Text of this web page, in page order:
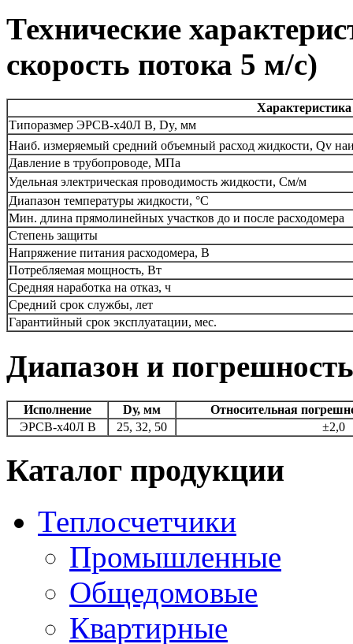
Технические
скорость потока 5 м/с)
Характеристика
Типоразмер ЭРСВ-х40Л В, Dy, мм
Наиб. измеряемый средний объемный расход жидкости, Qv
Давление в трубопроводе, МПа
Удельная электрическая проводимость жидкости, См/м
Диапазон температуры жидкости, °С
Мин. длина прямолинейных участков до и после расходомера
Степень защиты
Напряжение питания расходомера, В
Потребляемая мощность, Вт
Средняя наработка на отказ, ч
Средний срок службы, лет
Гарантийный срок эксплуатации, мес.
Диапазон и
Исполнение Dу, мм
Относительная
ЭРСВ-х40Л В
25, 32, 50 ±2,0
Каталог продукции
Теплосчетчики
Промышленные
Общедомовые
Квартирные